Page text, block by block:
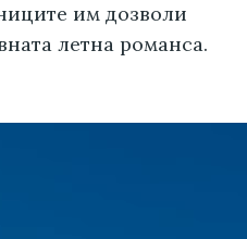
им дозволи
летна романса.